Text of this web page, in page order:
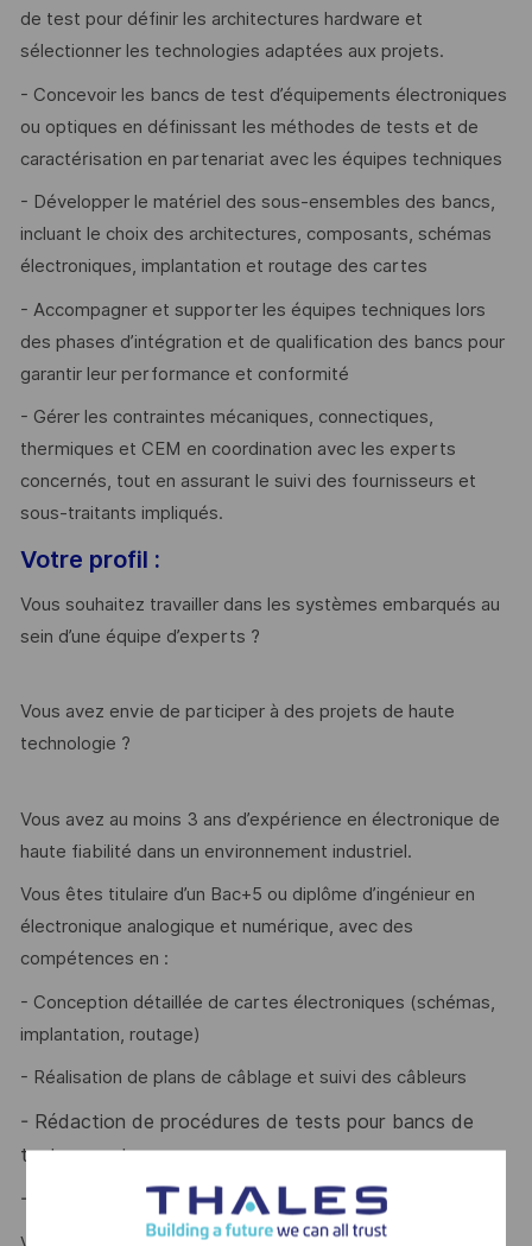
de test pour définir les architectures hardware et
sélectionner les technologies adaptées aux projets.
- Concevoir les bancs de test d’équipements électroniques
ou optiques en définissant les méthodes de tests et de
caractérisation en partenariat avec les équipes techniques
- Développer le matériel des sous-ensembles des bancs,
incluant le choix des architectures, composants, schémas
électroniques, implantation et routage des cartes
- Accompagner et supporter les équipes techniques lors
des phases d’intégration et de qualification des bancs pour
garantir leur performance et conformité
- Gérer les contraintes mécaniques, connectiques,
thermiques et CEM en coordination avec les experts
concernés, tout en assurant le suivi des fournisseurs et
sous-traitants impliqués.
Votre profil :
Vous souhaitez travailler dans les systèmes embarqués au
sein d’une équipe d’experts ?
Vous avez envie de participer à des projets de haute
technologie ?
Vous avez au moins 3 ans d’expérience en électronique de
haute fiabilité dans un environnement industriel.
Vous êtes titulaire d’un Bac+5 ou diplôme d’ingénieur en
électronique analogique et numérique, avec des
compétences en :
- Conception détaillée de cartes électroniques (schémas,
implantation, routage)
- Réalisation de plans de câblage et suivi des câbleurs
- Rédaction de procédures de tests pour bancs de
test ou cartes
- Traitement de signaux spécifiques